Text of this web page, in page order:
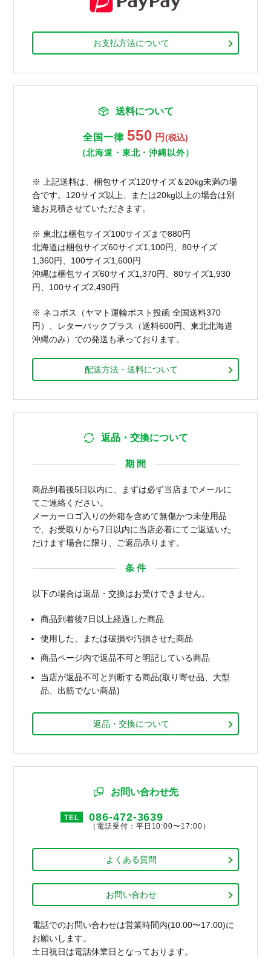
お支払方法について
送料について
全国一律 550 円 (税込)
（北海道・東北・沖縄以外）
※ 上記送料は、梱包サイズ120サイズ＆20kg未満の場
合です。120サイズ以上、または20kg以上の場合は別
途お見積させていただきます。
※ 東北は梱包サイズ100サイズまで880円
北海道は梱包サイズ60サイズ1,100円、80サイズ
1,360円、100サイズ1,600円
沖縄は梱包サイズ60サイズ1,370円、80サイズ1,930
円、100サイズ2,490円
※ ネコポス（ヤマト運輸ポスト投函 全国送料370
円）、レターパックプラス（送料600円、東北北海道
沖縄のみ）での発送も承っております。
配送方法・送料について
返品・交換について
期 間
商品到着後5日以内に、まずは必ず当店までメールに
てご連絡ください。
メーカーロゴ入りの外箱を含めて無傷かつ未使用品
で、お受取りから7日以内に当店必着にてご返送いた
だけます場合に限り、ご返品承ります。
条 件
以下の場合は返品・交換はお受けできません。
商品到着後7日以上経過した商品
使用した、または破損や汚損させた商品
商品ページ内で返品不可と明記している商品
当店が返品不可と判断する商品(取り寄せ品、大型
品、出筋でない商品)
返品・交換について
お問い合わせ先
TEL 086-472-3639
（電話受付：平日10:00〜17:00）
よくある質問
お問い合わせ
電話でのお問い合わせは営業時間内(10:00〜17:00)に
お願いします。
土日祝日は電話休業日となっております。